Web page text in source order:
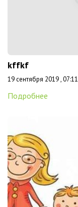
kffkf
19 сентября 2019 , 07:11
Подробнее